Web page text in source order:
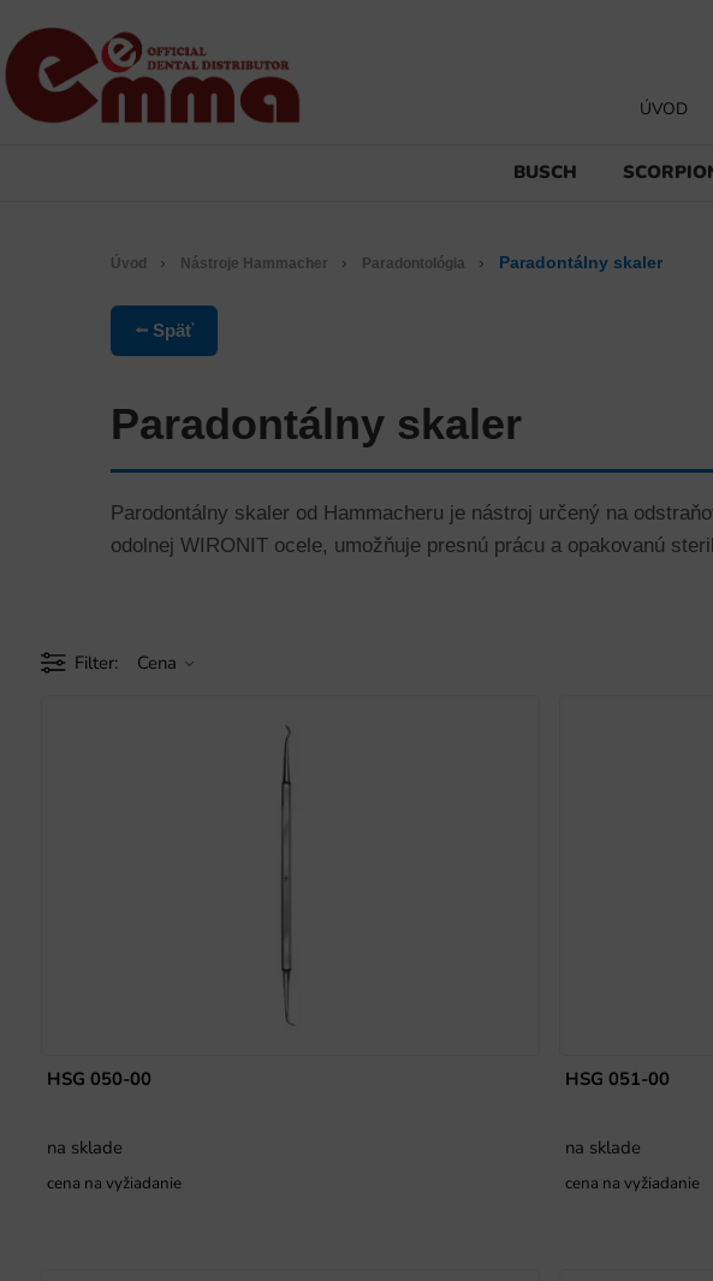
BUSCH
ÚVOD
Úvod › Nástroje Hammacher › Paradontológia › Paradontálny skaler
⭠ Späť
Paradontálny skaler
Parodontálny skaler od Hammacheru je nástroj určený na
odolnej WIRONIT ocele, umožňuje presnú prácu a opakovanú
Filter Cena
HSG 050-00
na sklade
cena na vyžiadanie
HSG 051-00
na sklade
cena na vyžiadanie